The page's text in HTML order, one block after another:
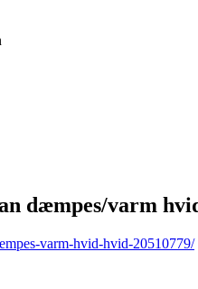
dæmpes/varm
varm-hvid-hvid-20510779/